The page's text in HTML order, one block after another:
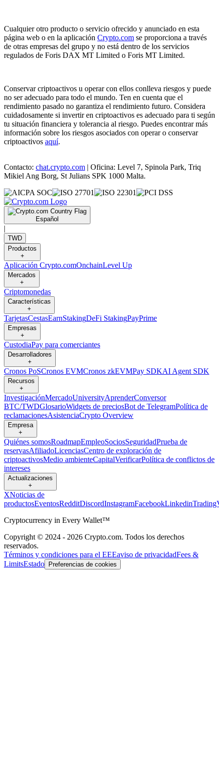
Cualquier otro producto o servicio ofrecido y anunciado en esta
página web o en la aplicación Crypto.com se proporciona a través
de otras empresas del grupo y no está dentro de los servicios
regulados de Foris DAX MT Limited o Foris MT Limited.
Conservar criptoactivos u operar con ellos conlleva riesgos y puede
no ser adecuado para todo el mundo. Ten en cuenta que el
rendimiento pasado no garantiza el rendimiento futuro. Considera
cuidadosamente si invertir en criptoactivos es adecuado para ti según
tu situación financiera y tolerancia al riesgo. Puedes encontrar más
información sobre los riesgos asociados con operar o conservar
criptoactivos aquí.
Contacto: chat.crypto.com | Oficina: Level 7, Spinola Park, Triq
Mikiel Ang Borg, St Julians SPK 1000 Malta.
Español
|
TWD
Productos
+
Aplicación Crypto.comOnchainLevel Up
Mercados
+
Criptomonedas
Características
+
TarjetasCestasEarnStakingDeFi StakingPayPrime
Empresas
+
CustodiaPay para comerciantes
Desarrolladores
+
Cronos PoSCronos EVMCronos zkEVMPay SDKAI Agent SDK
Recursos
+
InvestigaciónMercadoUniversityAprenderConversor
BTC/TWDGlosarioWidgets de preciosBot de TelegramPolítica de
reclamacionesAsistenciaCrypto Overview
Empresa
+
Quiénes somosRoadmapEmpleoSociosSeguridadPrueba de
reservasAfiliadoLicenciasCentro de exploración de
criptoactivosMedio ambienteCapitalVerificarPolítica de conflictos de
intereses
Actualizaciones
+
XNoticias de
productosEventosRedditDiscordInstagramFacebookLinkedin
Cryptocurrency in Every Wallet™
Copyright © 2024 - 2026 Crypto.com. Todos los derechos
reservados.
Términos y condiciones para el EEEaviso de privacidadFees &
LimitsEstado Preferencias de cookies